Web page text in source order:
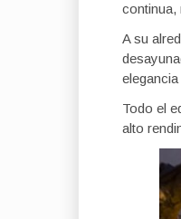
continua,
A su
Todo el
alto